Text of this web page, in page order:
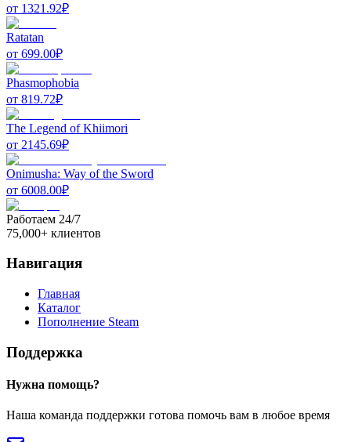
от 1321.92₽
Ratatan
от 699.00₽
Phasmophobia
от 819.72₽
The Legend of Khiimori
от 2145.69₽
Onimusha: Way of the Sword
от 6008.00₽
Работаем 24/7
75,000+ клиентов
Навигация
Главная
Каталог
Пополнение Steam
Поддержка
Нужна помощь?
Наша команда поддержки готова помочь вам в любое время